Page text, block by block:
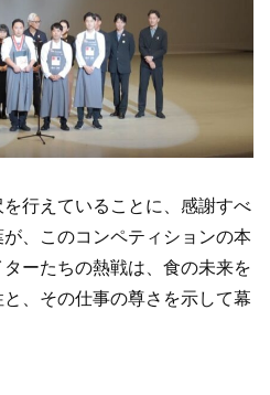
を行えていることに、感謝すべ
、このコンペティションの本
ーたちの熱戦は、食の未来を
、その仕事の尊さを示して幕